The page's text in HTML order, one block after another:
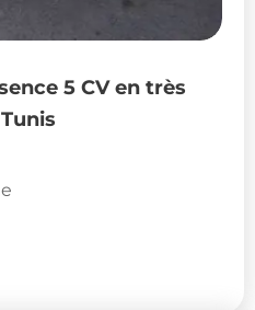
5 CV en très